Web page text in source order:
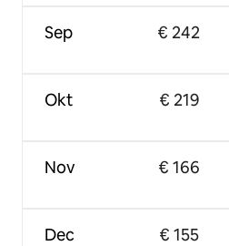
Sep
Okt
Nov
Dec
€ 242
€ 219
€ 166
€ 155